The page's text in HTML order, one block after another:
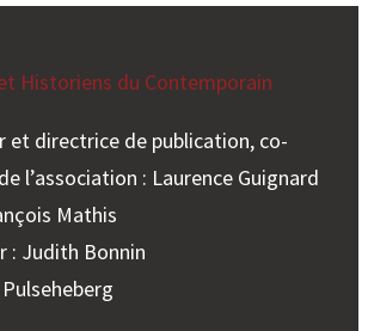
Historiens du Contemporain
et directrice de publication, co-
l’association : Laurence Guignard
Mathis
: Judith Bonnin